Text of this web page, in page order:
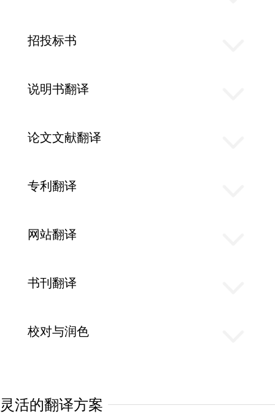
招投标书
说明书翻译
论文文献翻译
专利翻译
网站翻译
书刊翻译
校对与润色
灵活的翻译方案